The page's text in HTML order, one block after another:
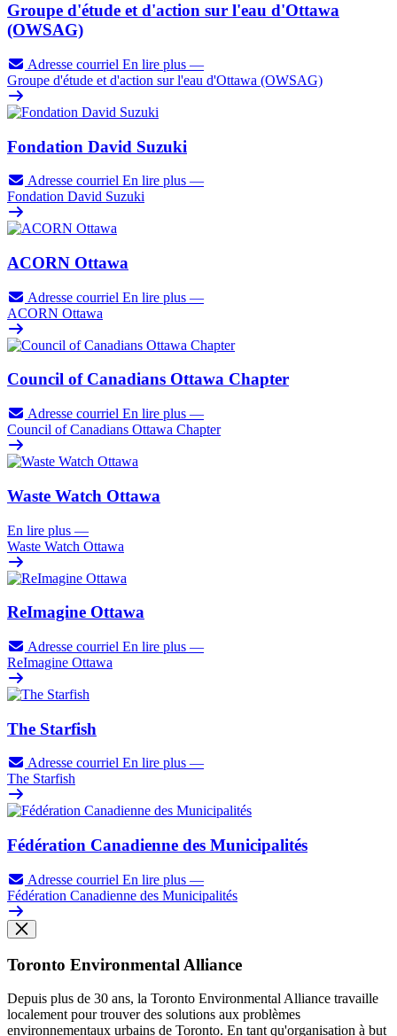
Groupe d'étude et d'action sur l'eau d'Ottawa
(OWSAG)
Adresse courriel En lire plus —
Groupe d'étude et d'action sur l'eau d'Ottawa (OWSAG)
Fondation David Suzuki
Adresse courriel En lire plus —
Fondation David Suzuki
ACORN Ottawa
Adresse courriel En lire plus —
ACORN Ottawa
Council of Canadians Ottawa Chapter
Adresse courriel En lire plus —
Council of Canadians Ottawa Chapter
Waste Watch Ottawa
En lire plus —
Waste Watch Ottawa
ReImagine Ottawa
Adresse courriel En lire plus —
ReImagine Ottawa
The Starfish
Adresse courriel En lire plus —
The Starfish
Fédération Canadienne des Municipalités
Adresse courriel En lire plus —
Fédération Canadienne des Municipalités
Toronto Environmental Alliance
Depuis plus de 30 ans, la Toronto Environmental Alliance travaille
localement pour trouver des solutions aux problèmes
environnementaux urbains de Toronto. En tant qu'organisation à but